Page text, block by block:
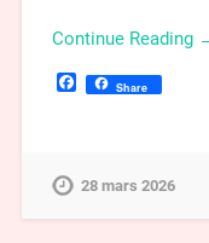
Continue Reading
Facebook
Share
28 mars 2026